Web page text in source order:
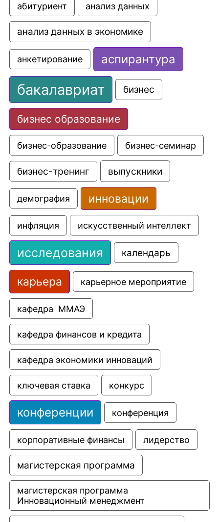
абитуриент анализ данных
анализ данных в экономике
анкетирование аспирантура
бакалавриат бизнес
бизнес образование
бизнес-образование бизнес-семинар
бизнес-тренинг выпускники
демография инновации
инфляция искусственный интеллект
исследования календарь
карьера карьерное мероприятие
кафедра  ММАЭ
кафедра финансов и кредита
кафедра экономики инноваций
ключевая ставка конкурс
конференции конференция
корпоративные финансы лидерство
магистерская программа
магистерская программа
Инновационный менеджмент